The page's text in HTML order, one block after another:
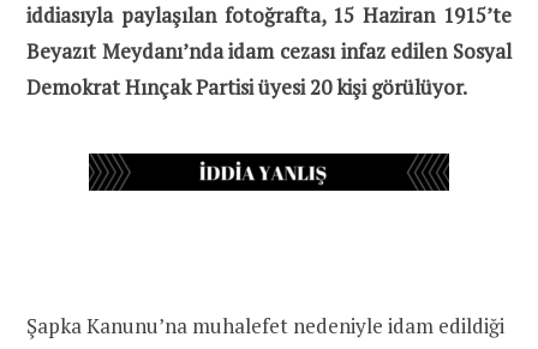
iddiasıyla paylaşılan fotoğrafta, 15 Haziran 1915’te
Beyazıt Meydanı’nda idam cezası infaz edilen Sosyal
Demokrat Hınçak Partisi üyesi 20 kişi görülüyor.
Şapka Kanunu’na muhalefet nedeniyle idam edildiği